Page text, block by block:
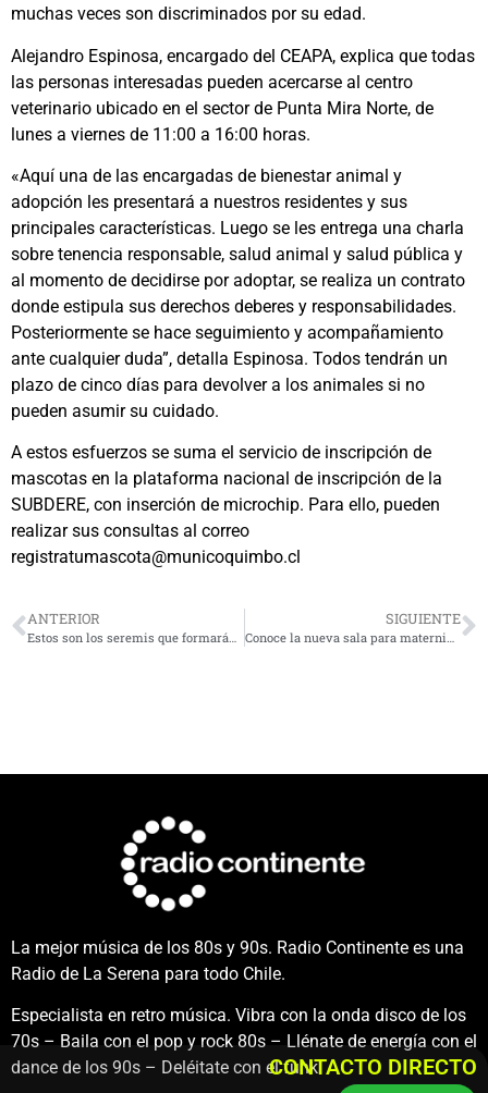
muchas veces son discriminados por su edad.
Alejandro Espinosa, encargado del CEAPA, explica que todas
las personas interesadas pueden acercarse al centro
veterinario ubicado en el sector de Punta Mira Norte, de
lunes a viernes de 11:00 a 16:00 horas.
«Aquí una de las encargadas de bienestar animal y
adopción les presentará a nuestros residentes y sus
principales características. Luego se les entrega una charla
sobre tenencia responsable, salud animal y salud pública y
al momento de decidirse por adoptar, se realiza un contrato
donde estipula sus derechos deberes y responsabilidades.
Posteriormente se hace seguimiento y acompañamiento
ante cualquier duda”, detalla Espinosa. Todos tendrán un
plazo de cinco días para devolver a los animales si no
pueden asumir su cuidado.
A estos esfuerzos se suma el servicio de inscripción de
mascotas en la plataforma nacional de inscripción de la
SUBDERE, con inserción de microchip. Para ello, pueden
realizar sus consultas al correo
registratumascota@municoquimbo.cl
ANTERIOR SIGUIENTE
La mejor música de los 80s y 90s. Radio Continente es una
Radio de La Serena para todo Chile.
Especialista en retro música. Vibra con la onda disco de los
70s – Baila con el pop y rock 80s – Llénate de energía con el
dance de los 90s – Deléitate con el funk.CONTACTO DIRECTO